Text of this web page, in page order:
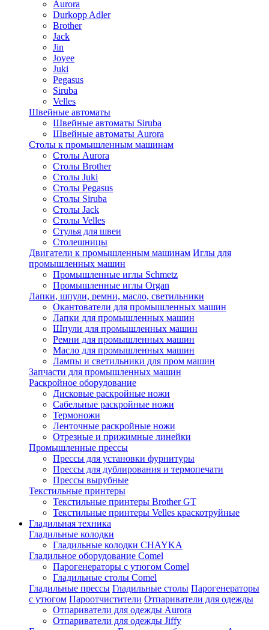
Aurora
Durkopp Adler
Brother
Jack
Jin
Joyee
Juki
Pegasus
Siruba
Velles
Швейные автоматы
Швейные автоматы Siruba
Швейные автоматы Aurora
Столы к промышленным машинам
Столы Aurora
Столы Brother
Столы Juki
Столы Pegasus
Столы Siruba
Столы Jack
Столы Velles
Стулья для швеи
Столешницы
Двигатели к промышленным машинам Иглы для
промышленных машин
Промышленные иглы Schmetz
Промышленные иглы Organ
Лапки, шпули, ремни, масло, светильники
Окантователи для промышленных машин
Лапки для промышленных машин
Шпули для промышленных машин
Ремни для промышленных машин
Масло для промышленных машин
Лампы и светильники для пром машин
Запчасти для промышленных машин
Раскройное оборудование
Дисковые раскройные ножи
Сабельные раскройные ножи
Термоножи
Ленточные раскройные ножи
Отрезные и прижимные линейки
Промышленные прессы
Прессы для установки фурнитуры
Прессы для дублирования и термопечати
Прессы вырубные
Текстильные принтеры
Текстильные принтеры Brother GT
Текстильные принтеры Velles краскотруйные
Гладильная техника
Гладильные колодки
Гладильные колодки CHAYKA
Гладильное оборудование Comel
Парогенераторы с утюгом Comel
Гладильные столы Comel
Гладильные прессы Гладильные столы Парогенераторы
с утюгом Пароотчистители Отпариватели для одежды
Отпариватели для одежды Aurora
Отпариватели для одежды Jiffy